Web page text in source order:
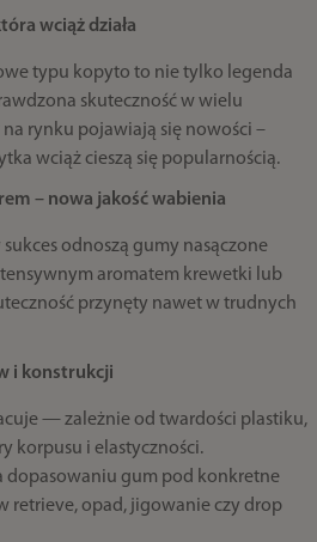
wciąż działa
typu kopyto to nie tylko legenda
skuteczność w wielu
rynku pojawiają się nowości –
wciąż cieszą się popularnością.
– nowa jakość wabienia
odnoszą gumy nasączone
aromatem krewetki lub
przynęty nawet w trudnych
i konstrukcji
— zależnie od twardości plastiku,
korpusu i elastyczności.
dopasowaniu gum pod konkretne
retrieve, opad, jigowanie czy drop